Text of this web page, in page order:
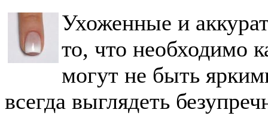
Ухоженные и
то, что необходимо
могут не быть
всегда выглядеть